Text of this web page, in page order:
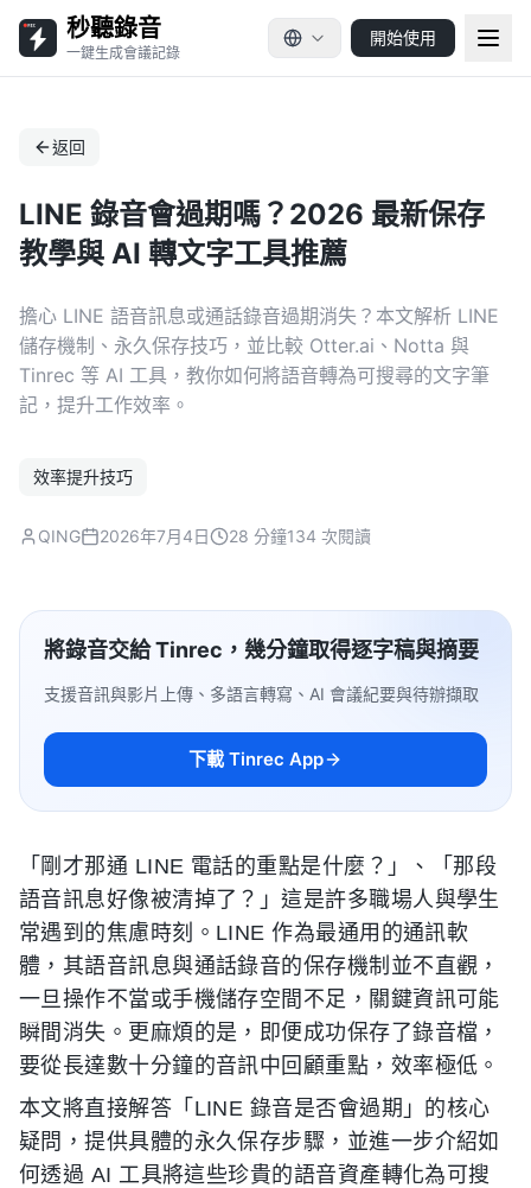
秒聽錄音
一鍵生成會議記錄
開始使用
返回
LINE 錄音會過期嗎？2026 最新保存
教學與 AI 轉文字工具推薦
擔心 LINE 語音訊息或通話錄音過期消失？本文解析 LINE
儲存機制、永久保存技巧，並比較 Otter.ai、Notta 與
Tinrec 等 AI 工具，教你如何將語音轉為可搜尋的文字筆
記，提升工作效率。
效率提升技巧
QING 2026年7月4日 28 分鐘134 次閱讀
將錄音交給 Tinrec，幾分鐘取得逐字稿與摘要
支援音訊與影片上傳、多語言轉寫、AI 會議紀要與待辦擷取
下載 Tinrec App
「剛才那通 LINE 電話的重點是什麼？」、「那段
語音訊息好像被清掉了？」這是許多職場人與學生
常遇到的焦慮時刻。LINE 作為最通用的通訊軟
體，其語音訊息與通話錄音的保存機制並不直觀，
一旦操作不當或手機儲存空間不足，關鍵資訊可能
瞬間消失。更麻煩的是，即便成功保存了錄音檔，
要從長達數十分鐘的音訊中回顧重點，效率極低。
本文將直接解答「LINE 錄音是否會過期」的核心
疑問，提供具體的永久保存步驟，並進一步介紹如
何透過 AI 工具將這些珍貴的語音資產轉化為可搜